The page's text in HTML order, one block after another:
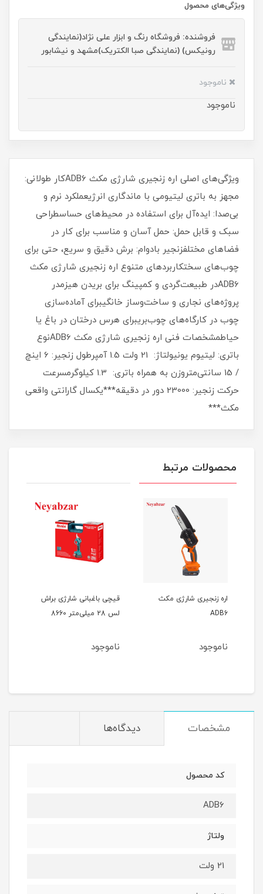
ویژگی‌های محصول
فروشنده: فروشگاه رنگ و ابزار علی نژاد(نمایندگی
رونیکس) (نمایندگی صبا الکتریک)مشهد و نیشابور
ناموجود
ناموجود
ویژگی‌های اصلی اره زنجیری شارژی مکث ADB6کار طولانی:
مجهز به باتری لیتیومی با ماندگاری انرژیعملکرد نرم و
بی‌صدا: ایده‌آل برای استفاده در محیط‌های حساسطراحی
سبک و قابل حمل: حمل آسان و مناسب برای کار در
فضاهای مختلفزنجیر بادوام: برش دقیق و سریع، حتی برای
چوب‌های سختکاربردهای متنوع اره زنجیری شارژی مکث
ADB6در طبیعت‌گردی و کمپینگ برای بریدن هیزمدر
پروژه‌های نجاری و ساخت‌وساز خانگیبرای آماده‌سازی
چوب در کارگاه‌های چوب‌بریبرای هرس درختان در باغ یا
حیاطمشخصات فنی اره زنجیری شارژی مکث ADB6نوع
باتری: لیتیوم یونیولتاژ: 21 ولت 1.5 آمپرطول زنجیر: 6 اینچ
/ 15 سانتی‌متروزن به همراه باتری: 1.3 کیلوگرمسرعت
حرکت زنجیر: 23000 دور در دقیقه***یکسال گارانتی واقعی
مکث***
محصولات مرتبط
اره زنجیری شارژی مکث
ADB6
ناموجود
قیچی باغبانی شارژی براش
لس 28 میلی‌متر 8660
ناموجود
مشخصات دیدگاه‌ها
کد محصول
ADB6
ولتاژ
21 ولت